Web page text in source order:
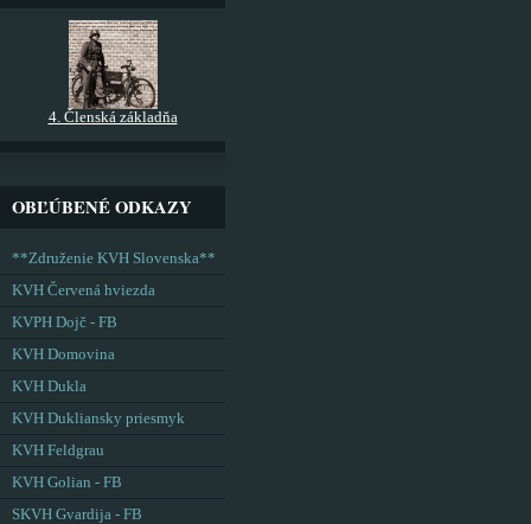
4. Členská základňa
OBĽÚBENÉ ODKAZY
**Združenie KVH Slovenska**
KVH Červená hviezda
KVPH Dojč - FB
KVH Domovina
KVH Dukla
KVH Dukliansky priesmyk
KVH Feldgrau
KVH Golian - FB
SKVH Gvardija - FB